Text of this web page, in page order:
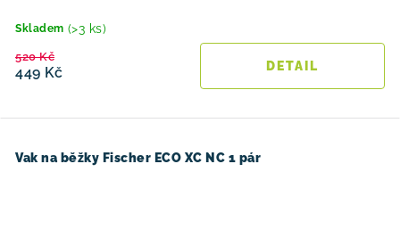
Skladem (>3 ks)
449 Kč
520 Kč
Vak na běžky Fischer ECO XC NC 1 pár